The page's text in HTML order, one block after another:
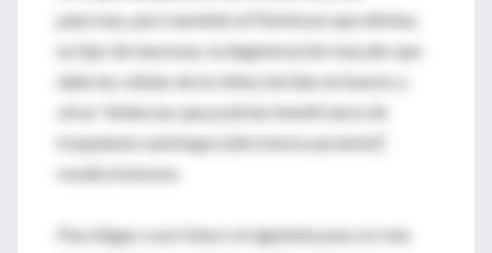
páncreas, pero también el Párkinson que elimina
un tipo de neuronas, la degeneración macular que
daña las células de la retina, heridas en huesos y
otras “dolencias que podrían beneficiarse de
trasplantes autólogos [del mismo paciente]”,
resalta Solomon.
Para llegar a ese futuro el siguiente paso es más